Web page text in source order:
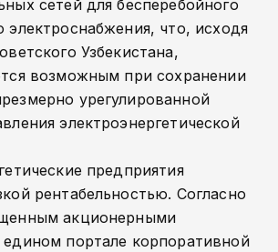
сетей для бесперебойного
электроснабжения, что, исходя
Узбекистана,
возможным при сохранении
урегулированной
электроэнергетической
предприятия
рентабельностью. Согласно
акционерными
портале корпоративной